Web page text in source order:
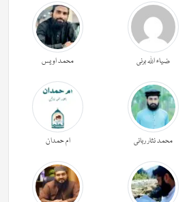
ضیاء اللہ برنی محمد اویس
محمد نثار ربانی ام حمدان